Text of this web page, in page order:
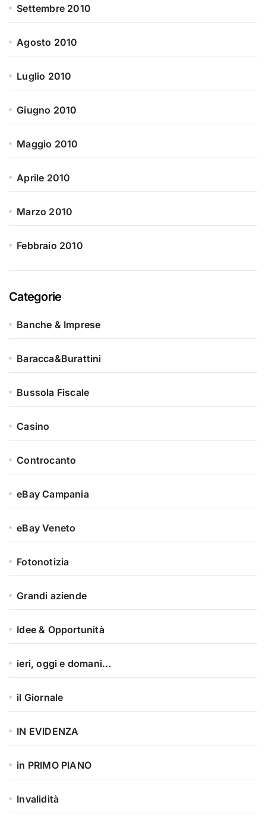
Settembre 2010
Agosto 2010
Luglio 2010
Giugno 2010
Maggio 2010
Aprile 2010
Marzo 2010
Febbraio 2010
Categorie
Banche & Imprese
Baracca&Burattini
Bussola Fiscale
Casino
Controcanto
eBay Campania
eBay Veneto
Fotonotizia
Grandi aziende
Idee & Opportunità
ieri, oggi e domani…
il Giornale
IN EVIDENZA
in PRIMO PIANO
Invalidità